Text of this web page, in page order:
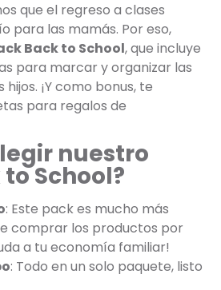
que el regreso a clases
para las mamás. Por eso,
Back to School, que incluye
para marcar y organizar las
¡Y como bonus, te
para regalos de
nuestro
School?
: Este pack es mucho más
comprar los productos por
a tu economía familiar!
: Todo en un solo paquete, listo